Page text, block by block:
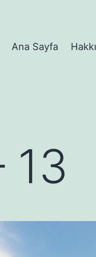
Ana Sayfa
13